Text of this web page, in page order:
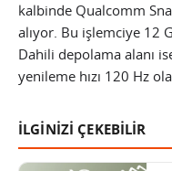
kalbinde Qualcomm
alıyor. Bu işlemciye 12
Dahili depolama alanı
yenileme hızı 120 Hz
İLGİNİZİ ÇEKEBİLİR